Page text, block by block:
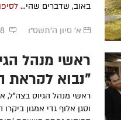
באוב, שדברים שהי...
א' סיון ה׳תשס״ו
ראשי מנהל
"נבוא לקראת
ראשי מנהל הגיוס בצה"ל,
וסגן אלוף גדי אמגון